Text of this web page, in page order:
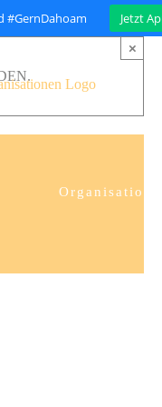
#GernDahoam Jetzt
Organisation
×